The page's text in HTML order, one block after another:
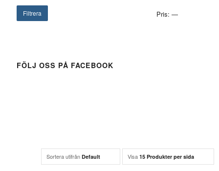
Sortera utifrån Default Visa 15 Produkter per sida
Filtrera Pris:—
FÖLJ OSS PÅ FACEBOOK